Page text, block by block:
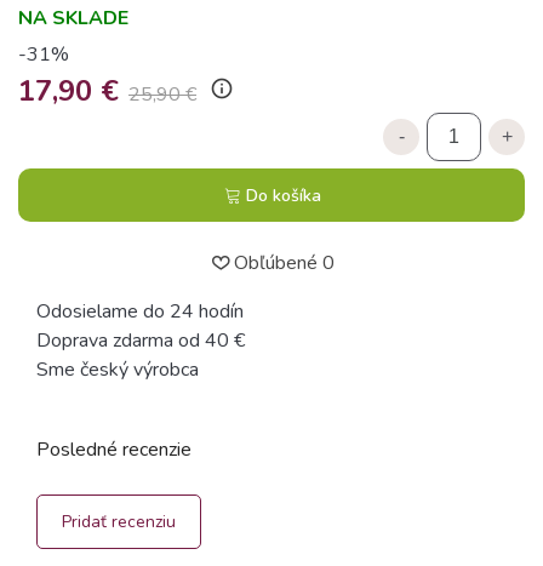
NA SKLADE
-31%
17,90 € 25,90 € info_outline
- +
Do košíka
Obľúbené 0
Odosielame do 24 hodín
Doprava zdarma od 40 €
Sme český výrobca
Posledné recenzie
Pridať recenziu